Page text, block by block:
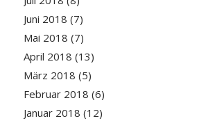
Juni 2018 (7)
Mai 2018 (7)
April 2018 (13)
März 2018 (5)
Februar 2018 (6)
Januar 2018 (12)